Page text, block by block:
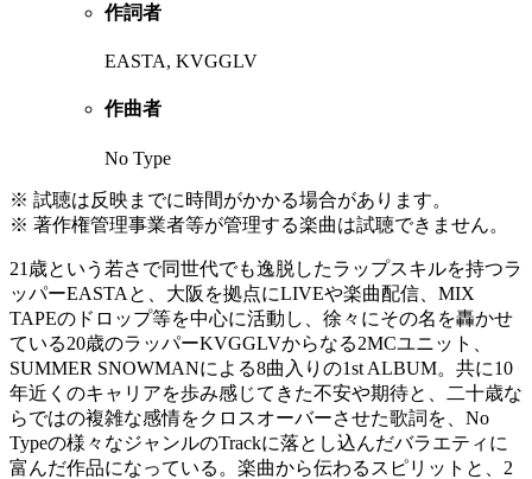
作詞者
EASTA, KVGGLV
作曲者
No Type
※ 試聴は反映までに時間がかかる場合があります。
※ 著作権管理事業者等が管理する楽曲は試聴できません。
21歳という若さで同世代でも逸脱したラップスキルを持つラ
ッパーEASTAと、大阪を拠点にLIVEや楽曲配信、MIX
TAPEのドロップ等を中心に活動し、徐々にその名を轟かせ
ている20歳のラッパーKVGGLVからなる2MCユニット、
SUMMER SNOWMANによる8曲入りの1st ALBUM。共に10
年近くのキャリアを歩み感じてきた不安や期待と、二十歳な
らではの複雑な感情をクロスオーバーさせた歌詞を、No
Typeの様々なジャンルのTrackに落とし込んだバラエティに
富んだ作品になっている。楽曲から伝わるスピリットと、2